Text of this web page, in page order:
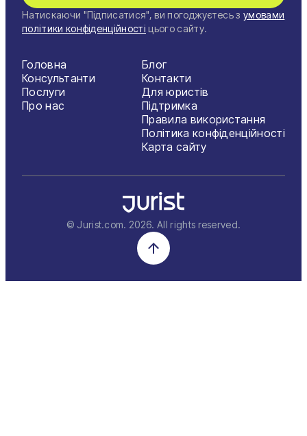
Натискаючи "Підписатися", ви погоджуєтесь з умовами
політики конфіденційності цього сайту.
Головна
Консультанти
Послуги
Про нас
Блог
Контакти
Для юристів
Підтримка
Правила використання
Політика конфіденційності
Карта сайту
© Jurist.com. 2026. All rights reserved.